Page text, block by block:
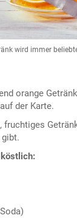
wird immer
orange Getränk
der Karte.
fruchtiges